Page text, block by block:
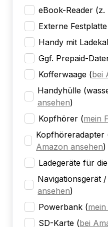
eBook-Reader (z.
Externe Festplatte
Handy mit
Ggf. Prepaid-
Kofferwaage (bei
Handyhülle
ansehen)
Kopfhörer (mein
Kopfhöreradapter
Amazon ansehen)
Ladegeräte für
Navigationsgerät /
ansehen)
Powerbank (
SD-Karte (bei